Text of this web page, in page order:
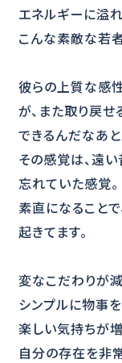
エネルギーに溢れ
こんな素敵な若
彼らの上質な感
が、また取り戻せ
できるんだなあと
その感覚は、遠
忘れていた感覚。
素直になること
起きてます。
変なこだわりが減
シンプルに物事を
楽しい気持ちが増
自分の存在を非